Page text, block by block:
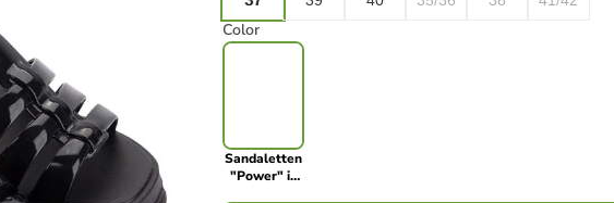
Color
Sandaletten
"Power" in